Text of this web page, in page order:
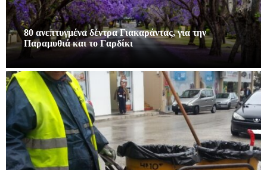
80 ανεπτυγμένα δέντρα Γιακαράντας, για την
Παραμυθιά και το Γαρδίκι